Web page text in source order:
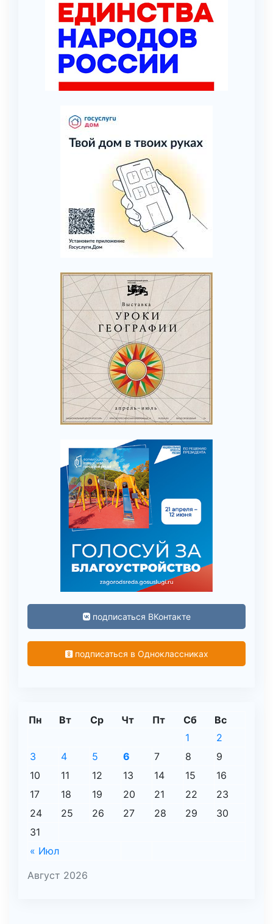
подписаться ВКонтакте
подписаться в Одноклассниках
Август 2026
Пн Вт Ср Чт Пт Сб Вс
« Июл
1
2
3
4 5 6 7 8
9
10
11 12 13 14 15
16
17
18 19 20 21 22
23
24
25 26 27 28 29
30
31